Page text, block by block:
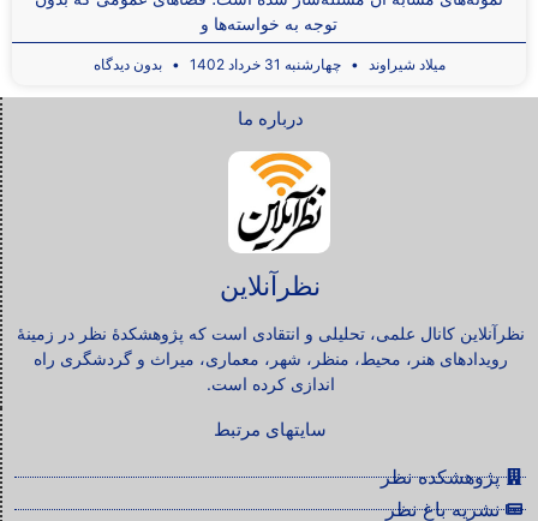
توجه به خواسته‌ها و
میلاد شیراوند چهارشنبه 31 خرداد 1402 بدون دیدگاه
درباره ما
نظرآنلاین
نظرآنلاین کانال علمی، تحلیلی و انتقادی است که پژوهشکدۀ نظر در زمینۀ
رویدادهای هنر، محیط، منظر، شهر، معماری، میراث و گردشگری راه
اندازی کرده است.
سایتهای مرتبط
پژوهشکده نظر
نشریه باغ نظر